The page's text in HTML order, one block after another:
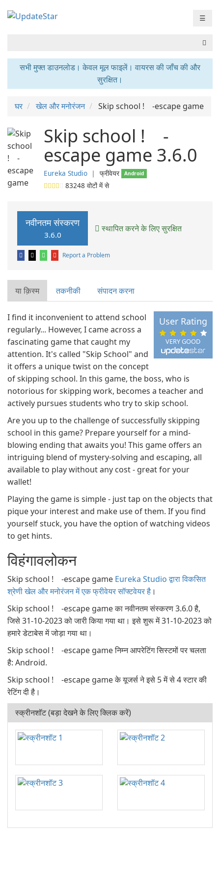
☰
सभी मुफ्त डाउनलोड। केवल मूल फाइलें। वायरस की जाँच की और
सुरक्षित।
घर खेल और मनोरंजन Skip school ! -escape game
Skip school ! -
escape game 3.6.0
Eureka Studio ❘ फ्रीवेयर Android
83248 वोटों में से
नवीनतम संस्करण
3.6.0
स्थापित करने के लिए सुरक्षित
Report a Problem
या क़िस्‍म तकनीकी संपादन करना
VERY GOOD
User Rating
I find it inconvenient to attend school
regularly... However, I came across a
fascinating game that caught my
attention. It's called "Skip School" and
it offers a unique twist on the concept
of skipping school. In this game, the boss, who is
notorious for skipping work, becomes a teacher and
actively pursues students who try to skip school.
Are you up to the challenge of successfully skipping
school in this game? Prepare yourself for a mind-
blowing ending that awaits you! This game offers an
intriguing blend of mystery-solving and escaping, all
available to play without any cost - great for your
wallet!
Playing the game is simple - just tap on the objects that
pique your interest and make use of them. If you find
yourself stuck, you have the option of watching videos
to get hints.
विहंगावलोकन
Skip school ! -escape game Eureka Studio द्वारा विकसित
श्रेणी खेल और मनोरंजन में एक फ्रीवेयर सॉफ्टवेयर है ।
Skip school ! -escape game का नवीनतम संस्करण 3.6.0 है,
जिसे 31-10-2023 को जारी किया गया था। इसे शुरू में 31-10-2023 को
हमारे डेटाबेस में जोड़ा गया था।
Skip school ! -escape game निम्न आपरेटिंग सिस्टमों पर चलता
है: Android.
Skip school ! -escape game के यूजर्स ने इसे 5 में से 4 स्टार की
रेटिंग दी है।
स्क्रीनशॉट (बड़ा देखने के लिए क्लिक करें)